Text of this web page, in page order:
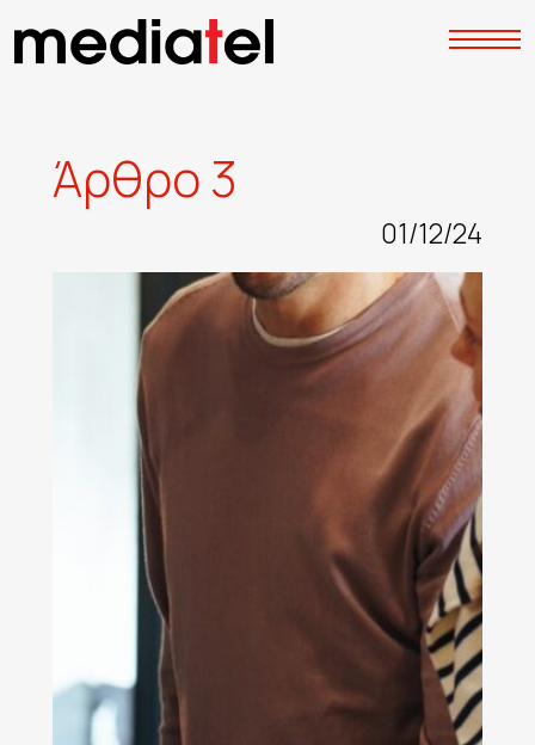
Άρθρο 3
01/12/24